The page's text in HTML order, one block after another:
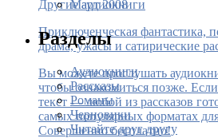
Другие аудиокниги
Приключенческая фантастика,
драма, ужасы и сатирические
Вы можете прослушать
чтобы ознакомиться позже.
текст — любой из рассказов
самых популярных форматах
Совершенно бесплатно!
Март 2008
Разделы
Аудиокниги
Рассказы
Романы
Черновики
Читайте друг другу